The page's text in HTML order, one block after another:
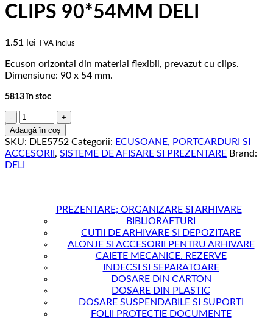
CLIPS 90*54MM DELI
1.51 lei TVA inclus
Ecuson orizontal din material flexibil, prevazut cu clips.
Dimensiune: 90 x 54 mm.
5813 în stoc
Cantitate
ECUSON
ORIZONTAL
CU
CLIPS
Adaugă în coș
SKU: DLE5752 Categorii: ECUSOANE, PORTCARDURI SI
ACCESORII , SISTEME DE AFISARE SI PREZENTARE Brand:
DELI
PREZENTARE; ORGANIZARE SI ARHIVARE
BIBLIORAFTURI
CUTII DE ARHIVARE SI DEPOZITARE
ALONJE SI ACCESORII PENTRU ARHIVARE
CAIETE MECANICE. REZERVE
INDECSI SI SEPARATOARE
DOSARE DIN CARTON
DOSARE DIN PLASTIC
DOSARE SUSPENDABILE SI SUPORTI
FOLII PROTECTIE DOCUMENTE